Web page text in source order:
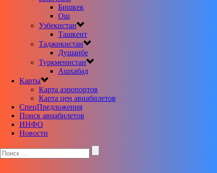
Бишкек
Ош
Узбекистан
Ташкент
Таджикистан
Душанбе
Туркменистан
Ашхабад
Карты
Карта аэропортов
Карта цен авиабилетов
CпецПредложения
Поиск авиабилетов
ИНФО
Новости